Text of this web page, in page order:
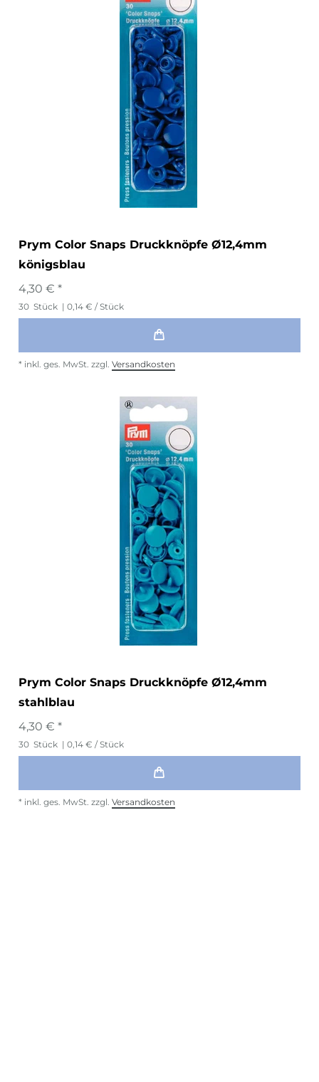
Prym Color Snaps Druckknöpfe Ø12,4mm
königsblau
4,30 € *
30 Stück | 0,14 € / Stück
* inkl. ges. MwSt. zzgl. Versandkosten
Prym Color Snaps Druckknöpfe Ø12,4mm
stahlblau
4,30 € *
30 Stück | 0,14 € / Stück
* inkl. ges. MwSt. zzgl. Versandkosten